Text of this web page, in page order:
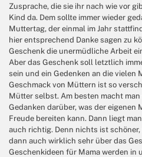
Zusprache, die sie ihr nach wie vor
Kind da. Dem sollte immer wieder
Muttertag, der einmal im Jahr
hier entsprechend Danke sagen zu
Geschenk die unermüdliche Arbeit
Aber das Geschenk soll letztlich
sein und ein Gedenken an die vielen
Geschmack von Müttern ist so
Mütter selbst. Am besten macht
Gedanken darüber, was der eigenen
Freude bereiten kann. Dann liegt
auch richtig. Denn nichts ist
dann auch wirklich sehr über das
Geschenkideen für Mama werden in